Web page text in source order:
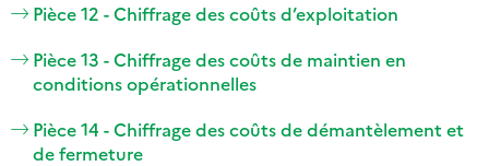
Pièce 12 - Chiffrage des coûts d’exploitation
Pièce 13 - Chiffrage des coûts de maintien en
conditions opérationnelles
Pièce 14 - Chiffrage des coûts de démantèlement et
de fermeture